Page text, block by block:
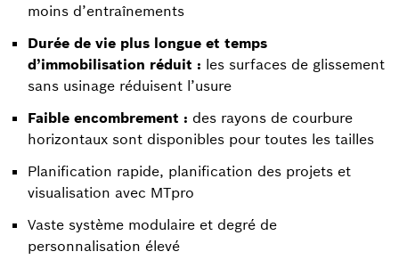
moins d’entraînements
Durée de vie plus longue et temps
d’immobilisation réduit : les surfaces de glissement
sans usinage réduisent l’usure
Faible encombrement : des rayons de courbure
horizontaux sont disponibles pour toutes les tailles
Planification rapide, planification des projets et
visualisation avec MTpro
Vaste système modulaire et degré de
personnalisation élevé